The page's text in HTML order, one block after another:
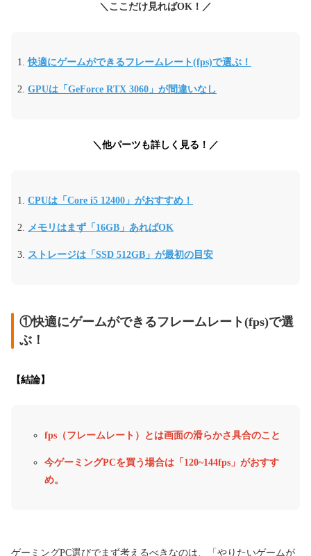
＼ここだけ見ればOK！／
快適にゲームができるフレームレート(fps)で選ぶ！
GPUは「GeForce RTX 3060」が間違いなし
＼他パーツも詳しく見る！／
CPUは「Core i5 12400」がおすすめ！
メモリはまず「16GB」あればOK
ストレージは「SSD 512GB」が最初の目安
①快適にゲームができるフレームレート(fps)で選
ぶ！
【結論】
fps（フレームレート）とは画面の滑らかさ具合のこと
今ゲーミングPCを買う場合は「120~144fps」がおすす
め。
ゲーミングPC選びでまず考えるべきなのは、「やりたいゲームが